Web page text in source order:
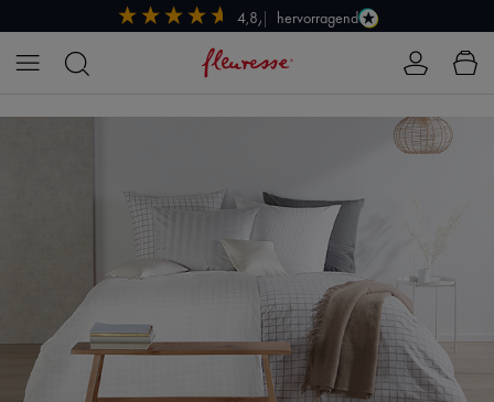
Zum Hauptinhalt springen hervorragend
4,8/5